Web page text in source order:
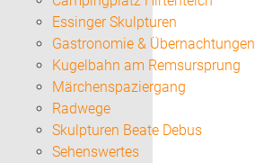
Essinger Skulpturen
Gastronomie & Übernachtungen
Kugelbahn am Remsursprung
Märchenspaziergang
Radwege
Skulpturen Beate Debus
Sehenswertes